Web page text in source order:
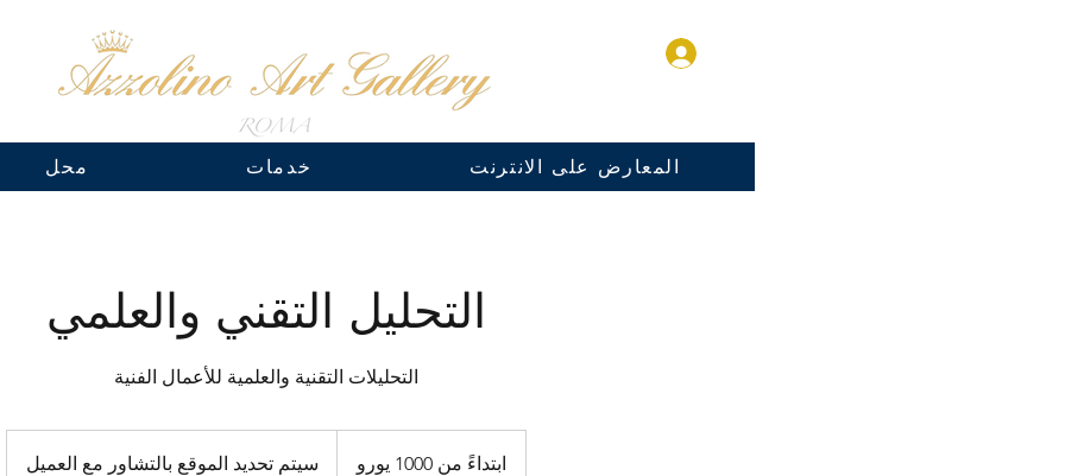
محل خدمات المعارض على الانترنت
التحليل التقني والعلمي
التحليلات التقنية والعلمية للأعمال الفنية
1000ابتداءً من 1000 يورو سيتم تحديد الموقع بالتشاور مع العميل